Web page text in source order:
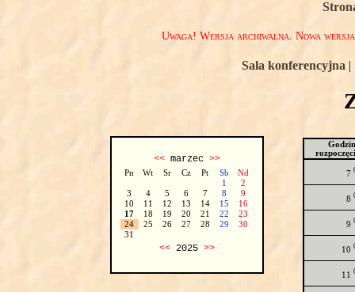
Uwaga! Wersja archiwalna. Nowa
Sala konferencyjna |
<<marzec >>
Pn Wt Sr Cz Pt Sb
Nd
1
2
3
4 5 6 7 8
9
10
11 12 13 14 15
16
17
18 19 20 21 22
23
24
25 26 27 28 29
30
31
<<2025 >>
7
8
9
10
11